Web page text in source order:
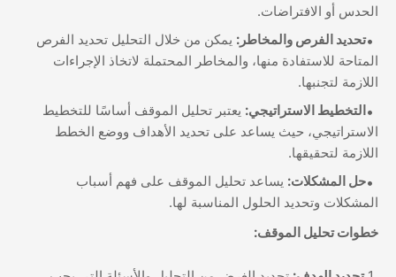
الحدس أو الافتراضات.
تحديد الفرص والمخاطر: يمكن من خلال التحليل تحديد الفرص
المتاحة للاستفادة منها، والمخاطر المحتملة لاتخاذ الإجراءات
اللازمة لتجنبها.
التخطيط الاستراتيجي: يعتبر تحليل الموقف أساسًا للتخطيط
الاستراتيجي، حيث يساعد على تحديد الأهداف ووضع الخطط
اللازمة لتحقيقها.
حل المشكلات: يساعد تحليل الموقف على فهم أسباب
المشكلات وتحديد الحلول المناسبة لها.
خطوات تحليل الموقف: